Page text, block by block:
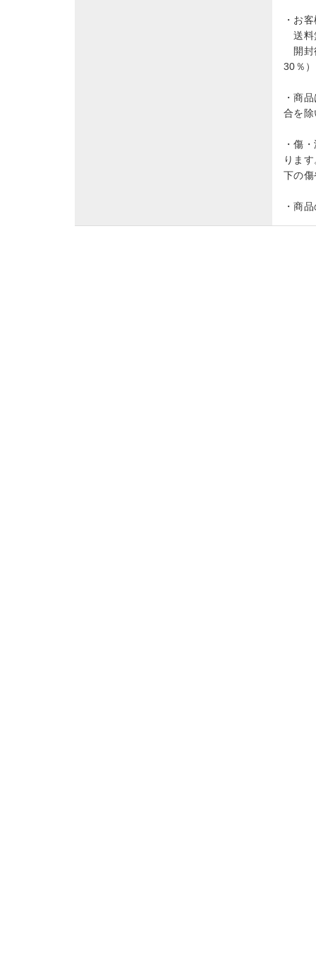
・お
送料
開封
30％
・商
合を
・傷
りま
下の
・商